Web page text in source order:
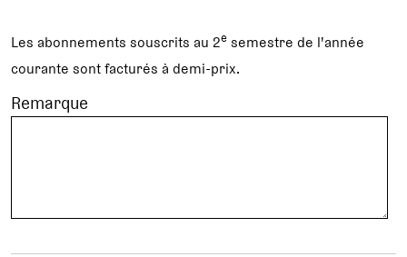
Les abonnements souscrits au 2e semestre de l'année
courante sont facturés à demi-prix.
Remarque